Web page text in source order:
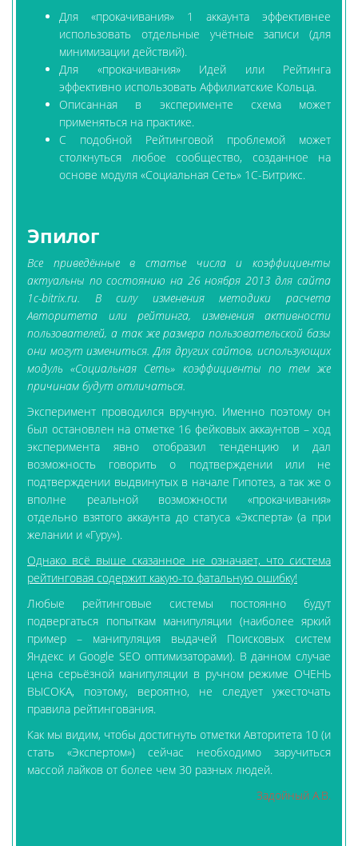
Для «прокачивания» 1 аккаунта эффективнее
использовать отдельные учётные записи (для
минимизации действий).
Для «прокачивания» Идей или Рейтинга
эффективно использовать Аффилиатские Кольца.
Описанная в эксперименте схема может
применяться на практике.
С подобной Рейтинговой проблемой может
столкнуться любое сообщество, созданное на
основе модуля «Социальная Сеть» 1С-Битрикс.
Эпилог
Все приведённые в статье числа и коэффициенты
актуальны по состоянию на 26 ноября 2013 для сайта
1c-bitrix.ru. В силу изменения методики расчета
Авторитета или рейтинга, изменения активности
пользователей, а так же размера пользовательской базы
они могут измениться. Для других сайтов, использующих
модуль «Социальная Сеть» коэффициенты по тем же
причинам будут отличаться.
Эксперимент проводился вручную. Именно поэтому он
был остановлен на отметке 16 фейковых аккаунтов – ход
эксперимента явно отобразил тенденцию и дал
возможность говорить о подтверждении или не
подтверждении выдвинутых в начале Гипотез, а так же о
вполне реальной возможности «прокачивания»
отдельно взятого аккаунта до статуса «Эксперта» (а при
желании и «Гуру»).
Однако всё выше сказанное не означает, что система
рейтинговая содержит какую-то фатальную ошибку!
Любые рейтинговые системы постоянно будут
подвергаться попыткам манипуляции (наиболее яркий
пример – манипуляция выдачей Поисковых систем
Яндекс и Google SEO оптимизаторами). В данном случае
цена серьёзной манипуляции в ручном режиме ОЧЕНЬ
ВЫСОКА, поэтому, вероятно, не следует ужесточать
правила рейтингования.
Как мы видим, чтобы достигнуть отметки Авторитета 10 (и
стать «Экспертом») сейчас необходимо заручиться
массой лайков от более чем 30 разных людей.
Задойный А.В.